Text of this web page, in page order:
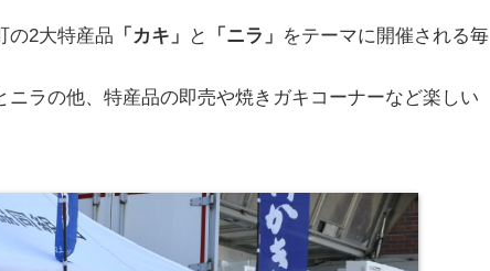
の2大特産品 「カキ」 と 「ニラ」 をテーマに開催される毎
ニラの他、特産品の即売や焼きガキコーナーなど楽しい